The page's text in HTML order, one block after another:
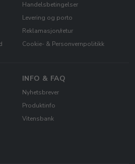
Handelsbetingelser
Levering og porto
Reklamasjon/retur
Cookie- & Personvernpolitikk
INFO & FAQ
Nyhetsbrever
Produktinfo
Vitensbank